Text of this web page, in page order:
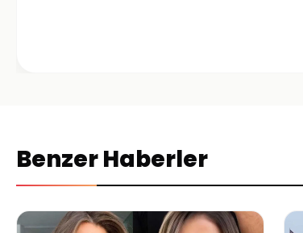
Benzer Haberler